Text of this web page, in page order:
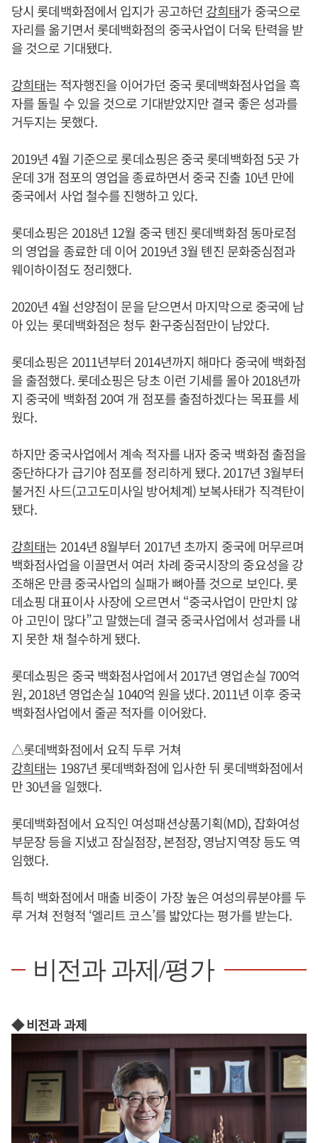
당시 롯데백화점에서 입지가 공고하던 강희태가 중국으로
자리를 옮기면서 롯데백화점의 중국사업이 더욱 탄력을 받
을 것으로 기대됐다.
강희태는 적자행진을 이어가던 중국 롯데백화점사업을 흑
자를 돌릴 수 있을 것으로 기대받았지만 결국 좋은 성과를
거두지는 못했다.
2019년 4월 기준으로 롯데쇼핑은 중국 롯데백화점 5곳 가
운데 3개 점포의 영업을 종료하면서 중국 진출 10년 만에
중국에서 사업 철수를 진행하고 있다.
롯데쇼핑은 2018년 12월 중국 톈진 롯데백화점 동마로점
의 영업을 종료한 데 이어 2019년 3월 톈진 문화중심점과
웨이하이점도 정리했다.
2020년 4월 선양점이 문을 닫으면서 마지막으로 중국에 남
아 있는 롯데백화점은 청두 환구중심점만이 남았다.
롯데쇼핑은 2011년부터 2014년까지 해마다 중국에 백화점
을 출점했다. 롯데쇼핑은 당초 이런 기세를 몰아 2018년까
지 중국에 백화점 20여 개 점포를 출점하겠다는 목표를 세
웠다.
하지만 중국사업에서 계속 적자를 내자 중국 백화점 출점을
중단하다가 급기야 점포를 정리하게 됐다. 2017년 3월부터
불거진 사드(고고도미사일 방어체계) 보복사태가 직격탄이
됐다.
강희태는 2014년 8월부터 2017년 초까지 중국에 머무르며
백화점사업을 이끌면서 여러 차례 중국시장의 중요성을 강
조해온 만큼 중국사업의 실패가 뼈아플 것으로 보인다. 롯
데쇼핑 대표이사 사장에 오르면서 “중국사업이 만만치 않
아 고민이 많다”고 말했는데 결국 중국사업에서 성과를 내
지 못한 채 철수하게 됐다.
롯데쇼핑은 중국 백화점사업에서 2017년 영업손실 700억
원, 2018년 영업손실 1040억 원을 냈다. 2011년 이후 중국
백화점사업에서 줄곧 적자를 이어왔다.
△롯데백화점에서 요직 두루 거쳐
강희태는 1987년 롯데백화점에 입사한 뒤 롯데백화점에서
만 30년을 일했다.
롯데백화점에서 요직인 여성패션상품기획(MD), 잡화여성
부문장 등을 지냈고 잠실점장, 본점장, 영남지역장 등도 역
임했다.
특히 백화점에서 매출 비중이 가장 높은 여성의류분야를 두
루 거쳐 전형적 ‘엘리트 코스’를 밟았다는 평가를 받는다.
비전과 과제/평가
◆ 비전과 과제